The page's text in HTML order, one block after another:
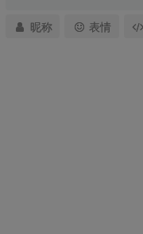
昵称
表情